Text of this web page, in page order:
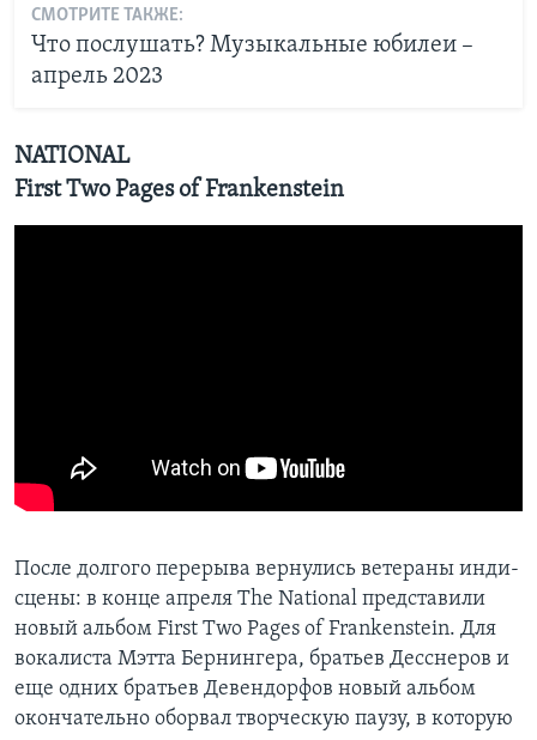
СМОТРИТЕ ТАКЖЕ:
Что послушать? Музыкальные юбилеи –
апрель 2023
NATIONAL
First Two Pages of Frankenstein
После долгого перерыва вернулись ветераны инди-
сцены: в конце апреля The National представили
новый альбом First Two Pages of Frankenstein. Для
вокалиста Мэтта Бернингера, братьев Десснеров и
еще одних братьев Девендорфов новый альбом
окончательно оборвал творческую паузу, в которую